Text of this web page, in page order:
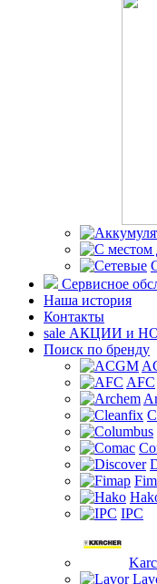
Сервисное
Наша история
Контакты
sale АКЦИИ и
Поиск по бренду
AFC
IPC